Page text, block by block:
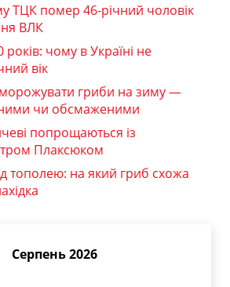
ТЦК помер 46-річний чоловік
ВЛК
років: чому в Україні не
вік
гриби на зиму —
чи обсмаженими
попрощаються із
Плаксюком
тополею: на який гриб схожа
Серпень 2026